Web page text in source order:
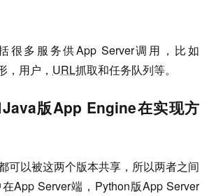
很多服务供App Server调用，比如
，用户， URL抓取和任务队列等。
版App Engine在实现方
可以被这两个版本共享，所以两者之间
App Server端，Python版App Server